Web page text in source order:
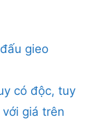
gieo
có độc, tuy
giá trên